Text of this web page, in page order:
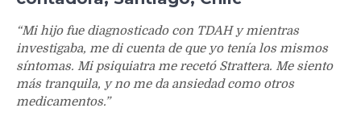
“Mi hijo fue diagnosticado con TDAH y mientras
investigaba, me di cuenta de que yo tenía los mismos
síntomas. Mi psiquiatra me recetó Strattera. Me siento
más tranquila, y no me da ansiedad como otros
medicamentos.”